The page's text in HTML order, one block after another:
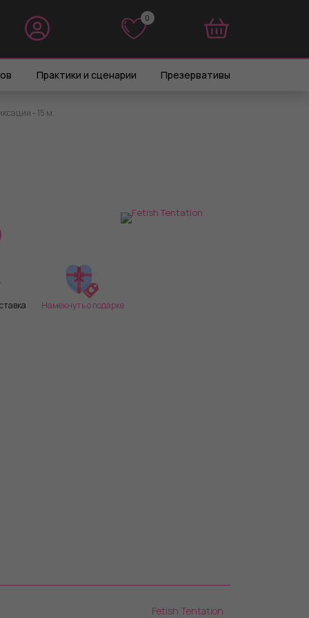
0
Практики и сценарии Презервативы
- 15 м.
Намекнуть о подарке
Fetish Tentation